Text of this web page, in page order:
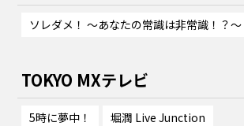
ソレダメ！ 〜あなたの常識は非常識！？〜
TOKYO MXテレビ
5時に夢中！
堀潤 Live Junction